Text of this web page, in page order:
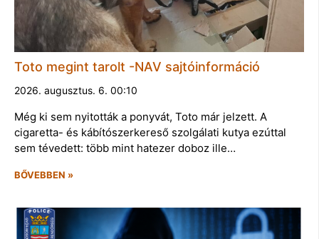
Toto megint tarolt -NAV sajtóinformáció
2026. augusztus. 6. 00:10
Még ki sem nyitották a ponyvát, Toto már jelzett. A
cigaretta- és kábítószerkereső szolgálati kutya ezúttal
sem tévedett: több mint hatezer doboz ille…
BŐVEBBEN »